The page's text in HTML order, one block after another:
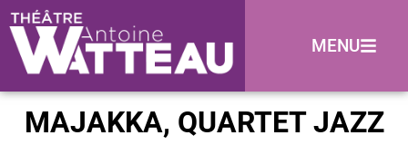
MENU
MAJAKKA, QUARTET JAZZ